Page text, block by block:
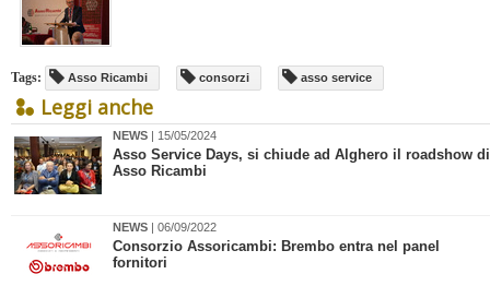
Tags: Asso Ricambi consorzi asso service
Leggi anche
NEWS | 15/05/2024
​Asso Service Days, si chiude ad Alghero il roadshow di
Asso Ricambi
NEWS | 06/09/2022
Consorzio Assoricambi: Brembo entra nel panel
fornitori